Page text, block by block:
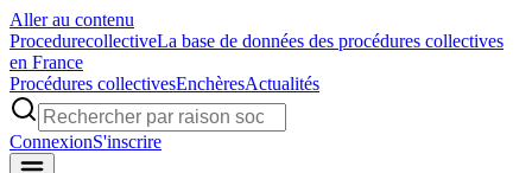
Aller au contenu
ProcedurecollectiveLa base de données des procédures collectives
en France
Procédures collectivesEnchèresActualités
ConnexionS'inscrire